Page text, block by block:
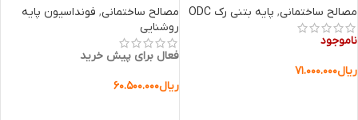
مصالح ساختمانی, پایه بتنی رک ODC
ناموجود
ریال۷۱.۰۰۰.۰۰۰
مصالح ساختمانی, فونداسیون پایه
روشنایی
فعال برای پیش خرید
ریال۶۰.۵۰۰.۰۰۰